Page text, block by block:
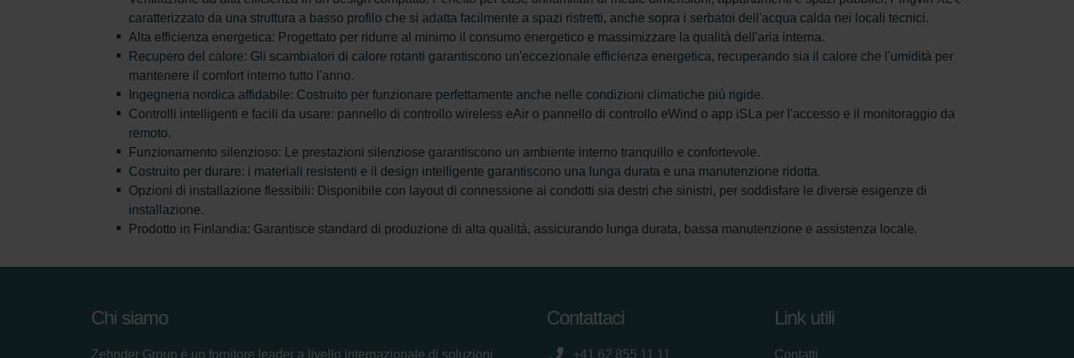
caratterizzato da una struttura a basso profilo che si adatta facilmente a spazi ristretti, anche sopra i serbatoi dell'acqua calda nei locali tecnici.
Alta efficienza energetica: Progettato per ridurre al minimo il consumo energetico e massimizzare la qualità dell'aria interna.
Recupero del calore: Gli scambiatori di calore rotanti garantiscono un'eccezionale efficienza energetica, recuperando sia il calore che l'umidità per
mantenere il comfort interno tutto l'anno.
Ingegneria nordica affidabile: Costruito per funzionare perfettamente anche nelle condizioni climatiche più rigide.
Controlli intelligenti e facili da usare: pannello di controllo wireless eAir o pannello di controllo eWind o app iSLa per l'accesso e il monitoraggio da
remoto.
Funzionamento silenzioso: Le prestazioni silenziose garantiscono un ambiente interno tranquillo e confortevole.
Costruito per durare: i materiali resistenti e il design intelligente garantiscono una lunga durata e una manutenzione ridotta.
Opzioni di installazione flessibili: Disponibile con layout di connessione ai condotti sia destri che sinistri, per soddisfare le diverse esigenze di
installazione.
Prodotto in Finlandia: Garantisce standard di produzione di alta qualità, assicurando lunga durata, bassa manutenzione e assistenza locale.
Chi siamo
Zehnder Group è un fornitore leader a livello internazionale di soluzioni
Contattaci
+41 62 855 11 11
Link utili
Contatti